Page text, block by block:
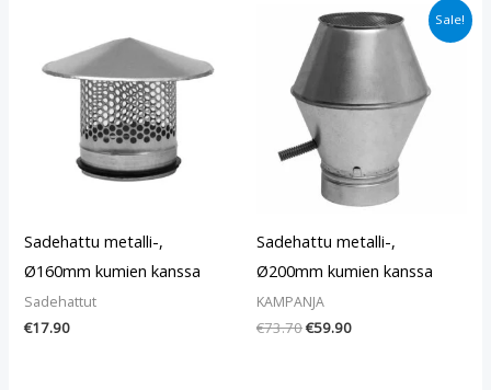
Sadehattu metalli-,
Ø160mm kumien kanssa
Sadehattut
€17.90
Sale!
Sadehattu metalli-,
Ø200mm kumien kanssa
KAMPANJA
€73.70
Alkuperäinen
hinta
oli:
€73.70.
€59.90
Nykyinen
hinta
on: